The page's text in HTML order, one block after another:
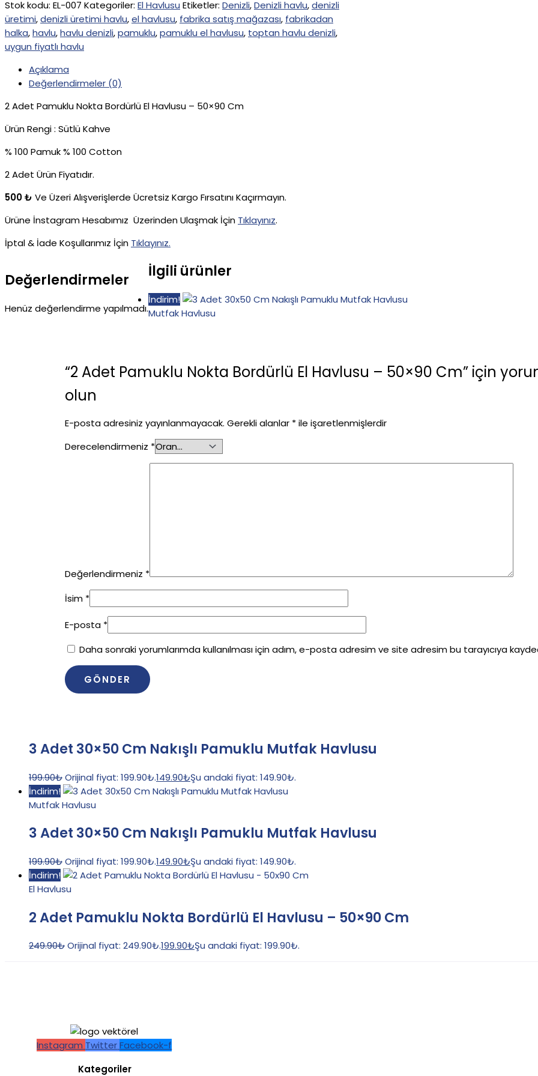
Stok kodu: EL-007 Kategoriler: El Havlusu Etiketler: Denizli,Denizli havlu,denizli
üretimi,denizli üretimi havlu,el havlusu, fabrika satış mağazası, fabrikadan
halka,havlu,havlu denizli,pamuklu,pamuklu el havlusu, toptan havlu denizli,
uygun fiyatlı havlu
Açıklama
Değerlendirmeler (0)
2 Adet Pamuklu Nokta Bordürlü El Havlusu – 50×90 Cm
Ürün Rengi : Sütlü Kahve
% 100 Pamuk % 100 Cotton
2 Adet Ürün Fiyatıdır.
500 ₺ Ve Üzeri Alışverişlerde Ücretsiz Kargo Fırsatını Kaçırmayın.
Ürüne İnstagram Hesabımız Üzerinden Ulaşmak İçin Tıklayınız.
İptal & İade Koşullarımız İçin Tıklayınız.
Değerlendirmeler
Henüz değerlendirme yapılmadı.
“2 Adet Pamuklu Nokta Bordürlü El Havlusu – 50×90 Cm” için
olun
E-posta adresiniz yayınlanmayacak. Gerekli alanlar *ile işaretlenmişlerdir
Derecelendirmeniz *
Değerlendirmeniz *
İsim *
E-posta *
Daha sonraki yorumlarımda kullanılması için adım, e-posta adresim ve site adresim bu tarayıcıya
İlgili ürünler
İndirim!
Mutfak Havlusu
3 Adet 30×50 Cm Nakışlı Pamuklu Mutfak Havlusu
199.90₺Orijinal fiyat: 199.90₺.149.90₺Şu andaki fiyat: 149.90₺.
İndirim!
Mutfak Havlusu
3 Adet 30×50 Cm Nakışlı Pamuklu Mutfak Havlusu
199.90₺Orijinal fiyat: 199.90₺.149.90₺Şu andaki fiyat: 149.90₺.
İndirim!
El Havlusu
2 Adet Pamuklu Nokta Bordürlü El Havlusu – 50×90 Cm
249.90₺Orijinal fiyat: 249.90₺.199.90₺Şu andaki fiyat: 199.90₺.
Instagram Twitter Facebook-f
Kategoriler